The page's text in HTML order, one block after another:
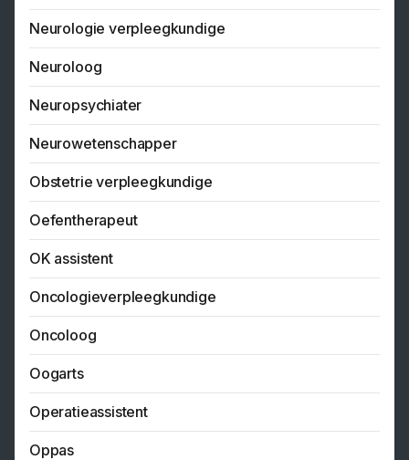
Neurologie verpleegkundige
Neuroloog
Neuropsychiater
Neurowetenschapper
Obstetrie verpleegkundige
Oefentherapeut
OK assistent
Oncologieverpleegkundige
Oncoloog
Oogarts
Operatieassistent
Oppas